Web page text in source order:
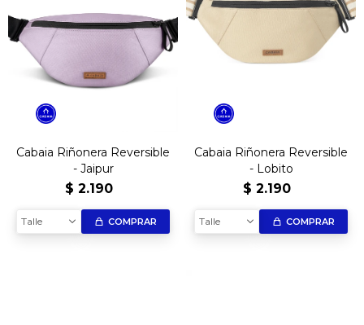
Cabaia Riñonera Reversible
- Jaipur
$ 2.190
Talle COMPRAR
Cabaia Riñonera Reversible
- Lobito
$ 2.190
Talle COMPRAR